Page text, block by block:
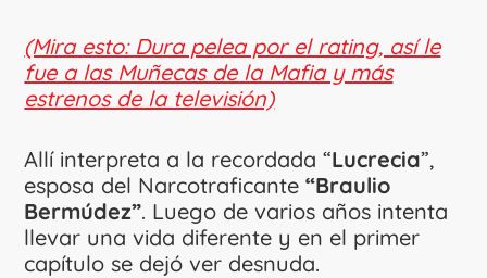
(Mira esto: Dura pelea por el rating, así le
fue a las Muñecas de la Mafia y más
estrenos de la televisión)
Allí interpreta a la recordada “Lucrecia”,
esposa del Narcotraficante“Braulio
Bermúdez”. Luego de varios años intenta
llevar una vida diferente y en el primer
capítulo se dejó ver desnuda.